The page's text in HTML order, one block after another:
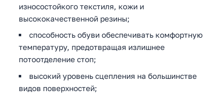
износостойкого текстиля, кожи и
высококачественной резины;
способность обуви обеспечивать комфортную
температуру, предотвращая излишнее
потоотделение стоп;
высокий уровень сцепления на большинстве
видов поверхностей;